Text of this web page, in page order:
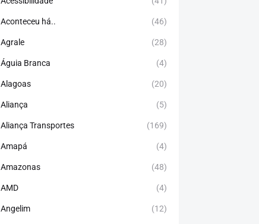
Aconteceu há.. (46)
Agrale (28)
Águia Branca (4)
Alagoas (20)
Aliança (5)
Aliança Transportes (169)
Amapá (4)
Amazonas (48)
AMD (4)
Angelim (12)